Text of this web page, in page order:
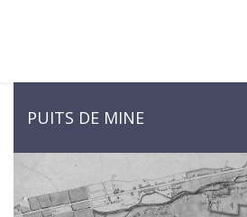
PUITS DE MINE